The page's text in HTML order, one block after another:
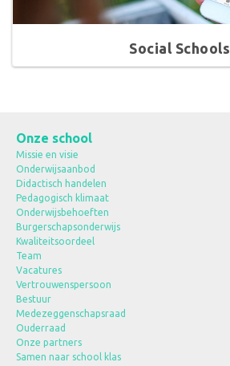
Social Schools
Onze school
Missie en visie
Onderwijsaanbod
Didactisch handelen
Pedagogisch klimaat
Onderwijsbehoeften
Burgerschapsonderwijs
Kwaliteitsoordeel
Team
Vacatures
Vertrouwenspersoon
Bestuur
Medezeggenschapsraad
Ouderraad
Onze partners
Samen naar school klas